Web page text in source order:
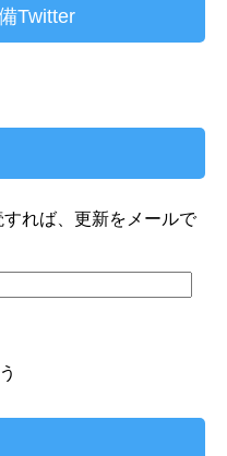
Twitter
れば、更新をメールで